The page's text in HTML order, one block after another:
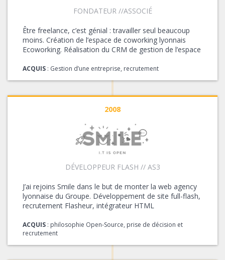
FONDATEUR //ASSOCIÉ
Être freelance, c’est génial : travailler seul beaucoup
moins. Création de l’espace de coworking lyonnais
Ecoworking. Réalisation du CRM de gestion de l’espace
ACQUIS : Gestion d’une entreprise, recrutement
2008
DÉVELOPPEUR FLASH // AS3
J’ai rejoins Smile dans le but de monter la web agency
lyonnaise du Groupe. Développement de site full-flash,
recrutement Flasheur, intégrateur HTML
ACQUIS : philosophie Open-Source, prise de décision et
recrutement